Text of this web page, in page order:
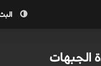
الجبهات